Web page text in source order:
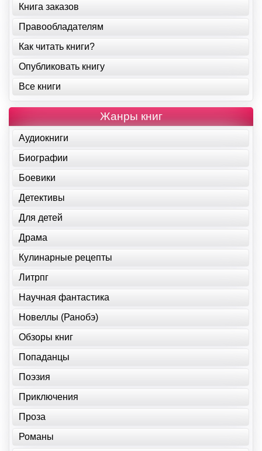
Книга заказов
Правообладателям
Как читать книги?
Опубликовать книгу
Все книги
Жанры книг
Аудиокниги
Биографии
Боевики
Детективы
Для детей
Драма
Кулинарные рецепты
Литрпг
Научная фантастика
Новеллы (Ранобэ)
Обзоры книг
Попаданцы
Поэзия
Приключения
Проза
Романы